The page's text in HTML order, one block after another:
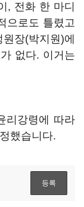
, 전화 한 마디
으로도 틀렸고
장(박지원)에
없다. 이거는
리강령에 따라
했습니다.